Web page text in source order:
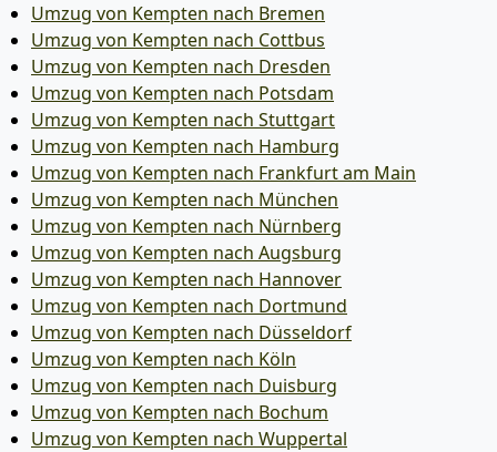
Umzug von Kempten nach Bremen
Umzug von Kempten nach Cottbus
Umzug von Kempten nach Dresden
Umzug von Kempten nach Potsdam
Umzug von Kempten nach Stuttgart
Umzug von Kempten nach Hamburg
Umzug von Kempten nach Frankfurt am Main
Umzug von Kempten nach München
Umzug von Kempten nach Nürnberg
Umzug von Kempten nach Augsburg
Umzug von Kempten nach Hannover
Umzug von Kempten nach Dortmund
Umzug von Kempten nach Düsseldorf
Umzug von Kempten nach Köln
Umzug von Kempten nach Duisburg
Umzug von Kempten nach Bochum
Umzug von Kempten nach Wuppertal